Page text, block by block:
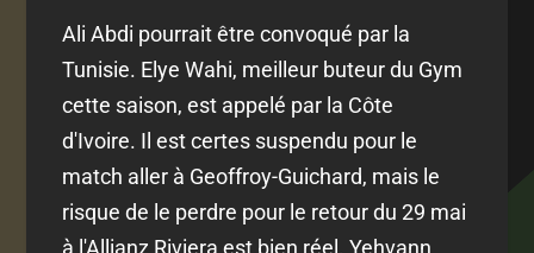
Ali Abdi pourrait être convoqué par la
Tunisie. Elye Wahi, meilleur buteur du Gym
cette saison, est appelé par la Côte
d'Ivoire. Il est certes suspendu pour le
match aller à Geoffroy-Guichard, mais le
risque de le perdre pour le retour du 29 mai
à l'Allianz Riviera est bien réel. Yehvann